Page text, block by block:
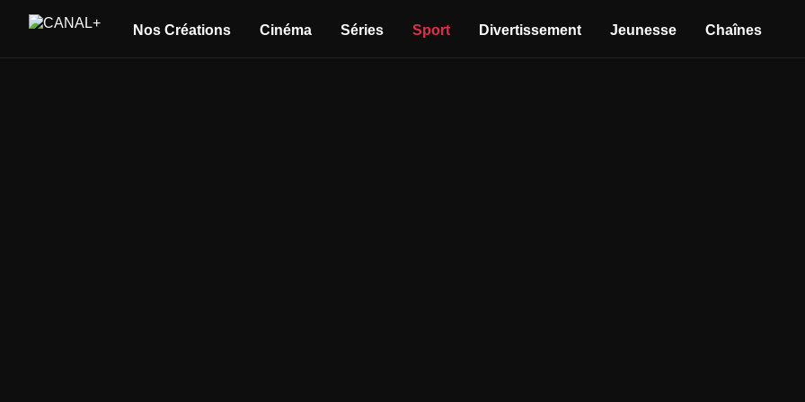
Nos Créations Cinéma Séries Sport Divertissement Jeunesse Chaînes